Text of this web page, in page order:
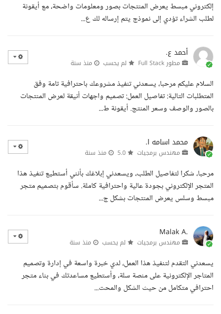
إلكتروني مبسط يعرض المنتجات بصور ومعلومات واضحة، مع أيقونة
لطلب الشراء تؤدي إلى نموذج يتم إرساله لك ع...
أحمد ع.
مطور Full Stack لم يحسب منذ سنة
السلام عليكم مرحبا، يسعدني تنفيذ مشروعك باحترافية تامة وفق
المتطلبات التالية: تفاصيل العمل: تصميم واجهات أنيقة لعرض المنتجات
بالصور والوصف وسعر المنتج. أيقونة ط...
محمد اسامه ا.
مهندس برمجيات منذ سنة
مرحبا، شكرا لتفاصيل الطلب، ويسعدني إبلاغك بأنني أستطيع تنفيذ هذا
المتجر الإلكتروني بجودة عالية واحترافية كاملة. سأقوم بتصميم متجر
مبسط وسلس يعرض المنتجات بشكل ج...
Malak A.
مهندس برمجيات لم يحسب منذ سنة
يسعدني التقدم لتنفيذ هذا العمل، لدي خبرة واسعة في إدارة وتصميم
المتاجر الإلكترونية على منصة سلة، وأستطيع مساعدتك في بناء متجر
احترافي متكامل من حيث الشكل والمحت...